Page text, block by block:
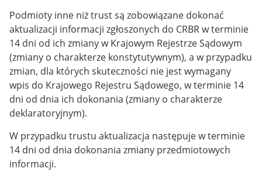
Podmioty inne niż trust są zobowiązane dokonać
aktualizacji informacji zgłoszonych do CRBRw terminie
14 dni od ich zmiany w Krajowym Rejestrze Sądowym
(zmiany o charakterze konstytutywnym), a w przypadku
zmian, dla których skuteczności nie jest wymagany
wpis do Krajowego Rejestru Sądowego, w terminie 14
dni od dnia ich dokonania (zmiany o charakterze
deklaratoryjnym).
W przypadku trustu aktualizacja następuje w terminie
14 dni od dnia dokonania zmiany przedmiotowych
informacji.